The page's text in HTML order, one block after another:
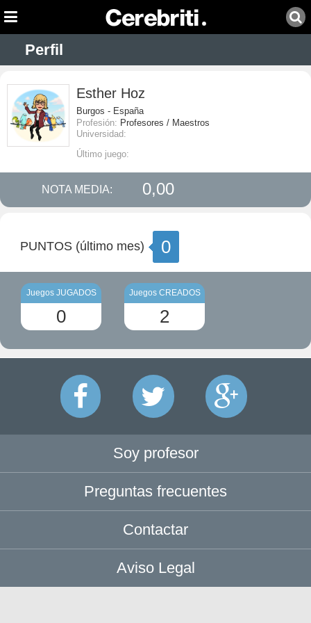
Perfil
Esther Hoz
Burgos - España
Profesión: Profesores / Maestros
Universidad:
Último juego:
NOTA MEDIA: 0,00
PUNTOS (último mes) 0
Juegos JUGADOS
0
Juegos CREADOS
2
Soy profesor
Preguntas frecuentes
Contactar
Aviso Legal